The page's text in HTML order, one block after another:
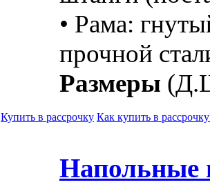
• Рама:
прочной
Размеры
Купить в рассрочку Как купить в
Напольные